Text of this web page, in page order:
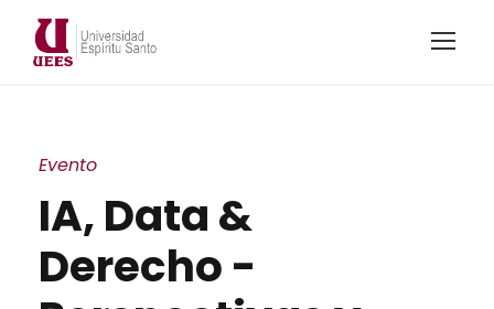
Evento
IA, Data &
Derecho -